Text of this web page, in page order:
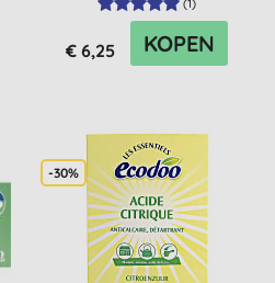
(1)
€ 6,25 KOPEN
-30%